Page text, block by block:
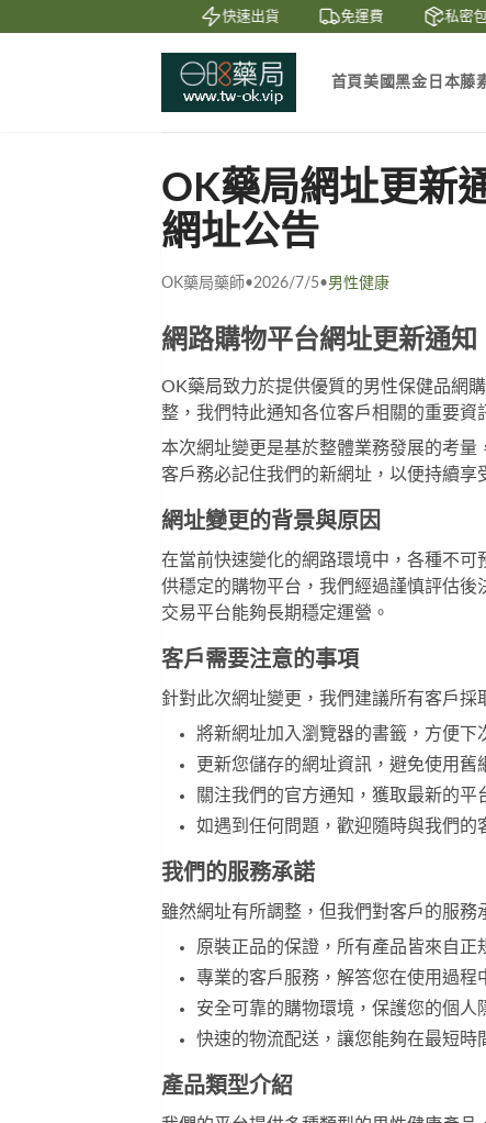
快速出貨 免運費 私密包裝
首頁美國黑金 日本藤
OK藥局網址更新
網址公告
OK藥局藥師•2026/7/5•男性健康
網路購物平台網址更新通知
OK藥局致力於提供優質的男性保健品網
整，我們特此通知各位客戶相關的重要資
本次網址變更是基於整體業務發展的考
客戶務必記住我們的新網址，以便持續享
網址變更的背景與原因
在當前快速變化的網路環境中，各種不
供穩定的購物平台，我們經過謹慎評估
交易平台能夠長期穩定運營。
客戶需要注意的事項
針對此次網址變更，我們建議所有客戶採
將新網址加入瀏覽器的書籤，方便下
更新您儲存的網址資訊，避免使用舊
關注我們的官方通知，獲取最新的平
如遇到任何問題，歡迎隨時與我們的
我們的服務承諾
雖然網址有所調整，但我們對客戶的服務
原裝正品的保證，所有產品皆來自正
專業的客戶服務，解答您在使用過程
安全可靠的購物環境，保護您的個人
快速的物流配送，讓您能夠在最短時
產品類型介紹